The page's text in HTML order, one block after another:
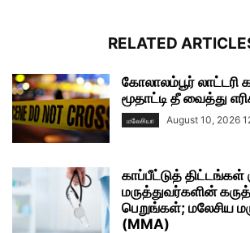
RELATED
கோலாலம்பூர் லாட்டரி
மூதாட்டி தீ வைத்து
மலேசியா August 10, 2026
காப்பீட்டுத் திட்டங்கள்
மருத்துவர்களின்
பெறுங்கள்; மலேசிய
(MMA)